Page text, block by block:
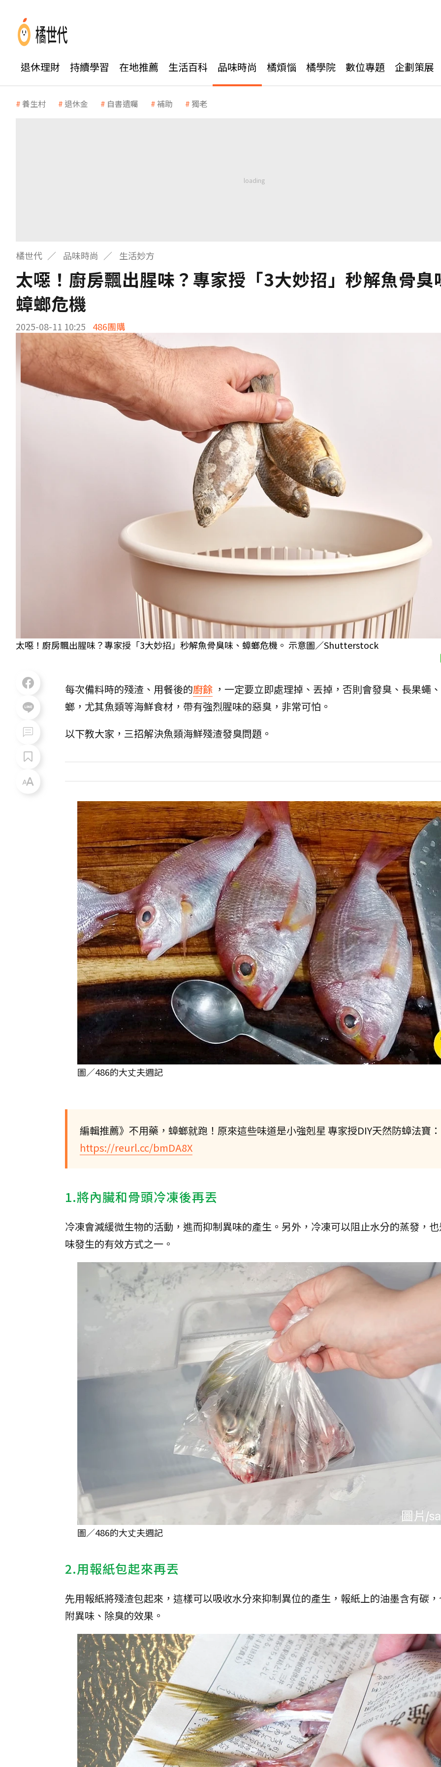
退休理財 持續學習 在地推薦 生活百科 品味時尚 橘煩惱 橘學院 數位專題 企劃策展
養生村 退休金 自書遺囑 補助 獨老
橘世代 品味時尚 生活妙方
太噁！廚房飄出腥味？專家授「3大妙招」秒解魚骨臭
蟑螂危機
2025-08-11 10:25 486團購
太噁！廚房飄出腥味？專家授「3大妙招」秒解魚骨臭味、蟑螂危機。 示意圖／Shutterstock
每次備料時的殘渣、用餐後的廚餘 ，一定要立即處理掉、丟掉，否則會發臭、長果蠅
螂，尤其魚類等海鮮食材，帶有強烈腥味的惡臭，非常可怕。
以下教大家，三招解決魚類海鮮殘渣發臭問題。
圖／486的大丈夫週記
編輯推薦》不用藥，蟑螂就跑！原來這些味道是小強剋星 專家授DIY天然防蟑法寶：
https://reurl.cc/bmDA8X
1.將內臟和骨頭冷凍後再丟
冷凍會減緩微生物的活動，進而抑制異味的產生。另外，冷凍可以阻止水分的蒸發，
味發生的有效方式之一。
圖／486的大丈夫週記
2.用報紙包起來再丟
先用報紙將殘渣包起來，這樣可以吸收水分來抑制異位的產生，報紙上的油墨含有碳
附異味、除臭的效果。